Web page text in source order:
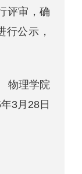
评审，确
行公示，
物理学院
3月28日